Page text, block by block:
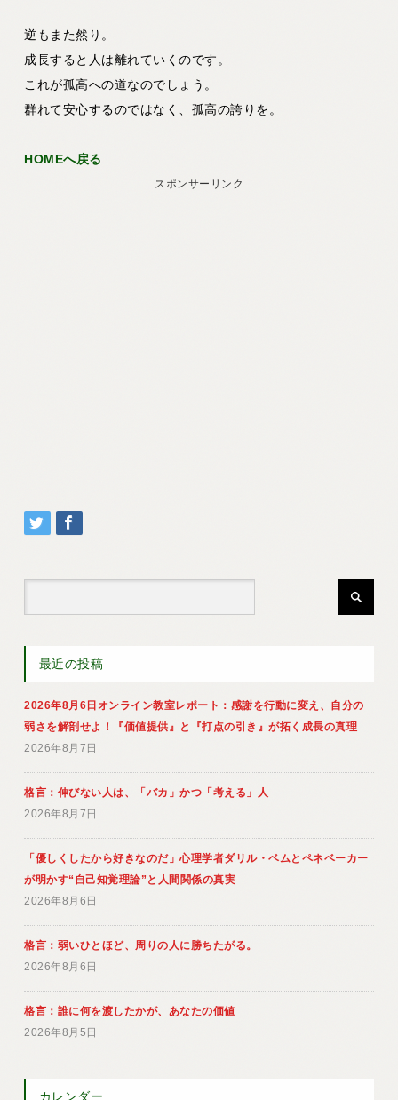
逆もまた然り。
成長すると人は離れていくのです。
これが孤高への道なのでしょう。
群れて安心するのではなく、孤高の誇りを。
HOMEへ戻る
スポンサーリンク
最近の投稿
2026年8月6日オンライン教室レポート：感謝を行動に変え、自分の
弱さを解剖せよ！『価値提供』と『打点の引き』が拓く成長の真理
2026年8月7日
格言：伸びない人は、「バカ」かつ「考える」人
2026年8月7日
「優しくしたから好きなのだ」心理学者ダリル・ベムとペネベーカー
が明かす“自己知覚理論”と人間関係の真実
2026年8月6日
格言：弱いひとほど、周りの人に勝ちたがる。
2026年8月6日
格言：誰に何を渡したかが、あなたの価値
2026年8月5日
カレンダー